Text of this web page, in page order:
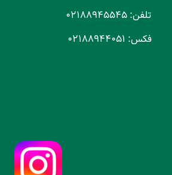
تلفن: ۰۲۱۸۸۹۴۵۵۴۵
فکس: ۰۲۱۸۸۹۴۴۰۵۱